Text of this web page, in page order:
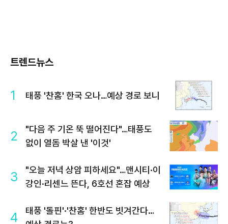
트렌드뉴스
1 태풍 '찬홈' 한국 오나…예상 경로 보니
2
"다음 주 기온 뚝 떨어진다"…태풍도
없이 열돔 박살 낸 '이것'
3
"오늘 저녁 상암 피하세요"…맨시티·이
강인·리센느 뜬다, 6호선 혼잡 예상
4
태풍 '돌핀'·'찬홈' 한반도 빗겨간다…